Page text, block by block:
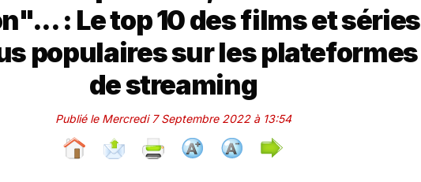
: Le top 10 des films et séries
populaires sur les plateformes
de streaming
Publié le Mercredi 7 Septembre 2022 à 13:54